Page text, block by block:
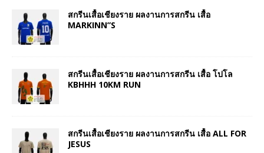
สกรีนเสื้อเชียงราย ผลงานการสกรีน เสื้อ
MARKINN”S
สกรีนเสื้อเชียงราย ผลงานการสกรีน เสื้อ โปโล
KBHHH 10KM RUN
สกรีนเสื้อเชียงราย ผลงานการสกรีน เสื้อ ALL FOR
JESUS